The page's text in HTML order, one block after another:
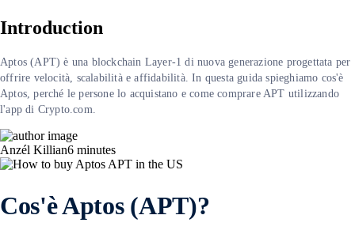
Introduction
Aptos (APT) è una blockchain Layer-1 di nuova generazione progettata per
offrire velocità, scalabilità e affidabilità. In questa guida spieghiamo cos'è
Aptos, perché le persone lo acquistano e come comprare APT utilizzando
l'app di Crypto.com.
Anzél Killian6 minutes
Cos'è Aptos (APT)?